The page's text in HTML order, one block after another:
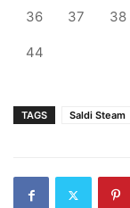
36 37 38
44
TAGS Saldi Steam